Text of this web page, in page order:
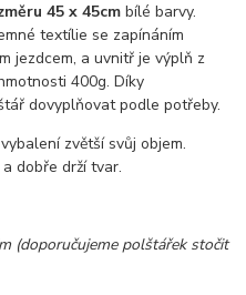
45 x 45cm bílé barvy.
textílie se zapínáním
jezdcem, a uvnitř je výplň z
400g. Díky
dovyplňovat podle potřeby.
zvětší svůj objem.
dobře drží tvar.
(doporučujeme polštářek stočit